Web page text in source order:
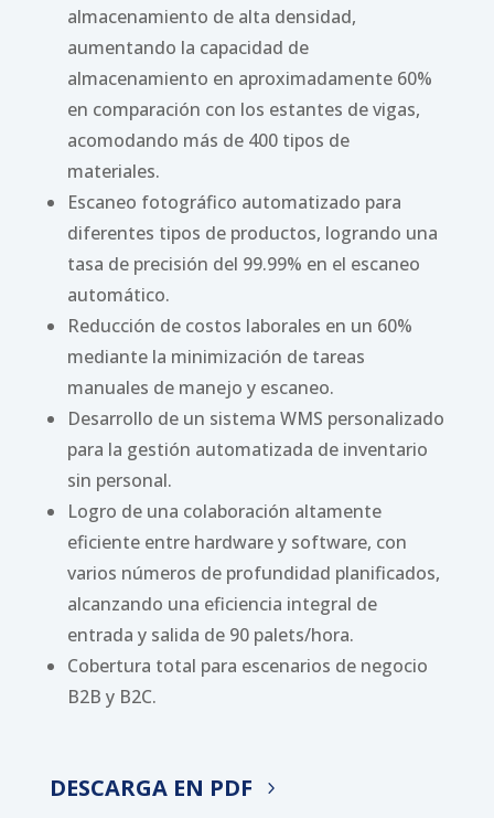
almacenamiento de alta densidad,
aumentando la capacidad de
almacenamiento en aproximadamente 60%
en comparación con los estantes de vigas,
acomodando más de 400 tipos de
materiales.
Escaneo fotográfico automatizado para
diferentes tipos de productos, logrando una
tasa de precisión del 99.99% en el escaneo
automático.
Reducción de costos laborales en un 60%
mediante la minimización de tareas
manuales de manejo y escaneo.
Desarrollo de un sistema WMS personalizado
para la gestión automatizada de inventario
sin personal.
Logro de una colaboración altamente
eficiente entre hardware y software, con
varios números de profundidad planificados,
alcanzando una eficiencia integral de
entrada y salida de 90 palets/hora.
Cobertura total para escenarios de negocio
B2B y B2C.
DESCARGA EN PDF